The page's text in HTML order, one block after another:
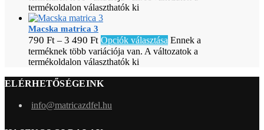
termékoldalon választhatók ki
Macska matrica 3
790 Ft – 3 490 Ft Opciók választása Ennek a
terméknek több variációja van. A változatok a
termékoldalon választhatók ki
ELÉRHETŐSÉGEINK
info@matricazdfel.hu